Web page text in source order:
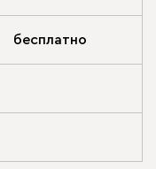
бесплатно